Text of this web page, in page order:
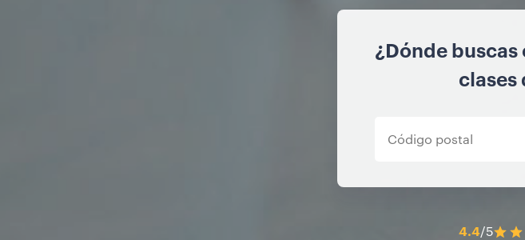
¿Dónde
clases
4.4/5